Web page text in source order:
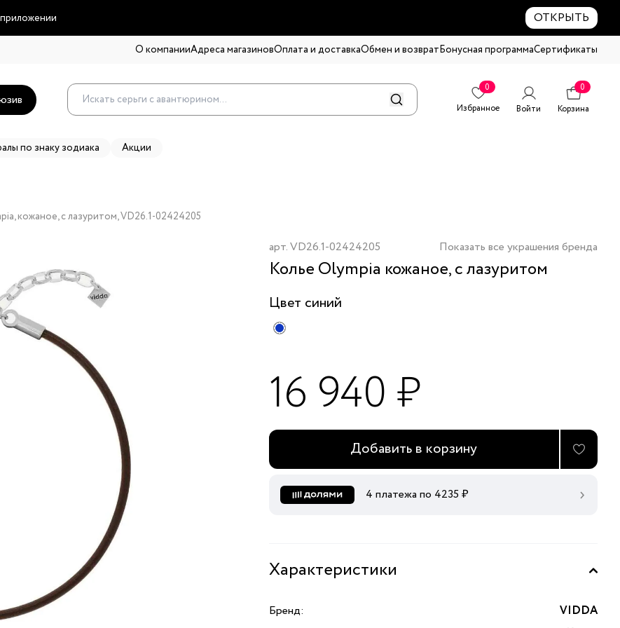
ОТКРЫТЬ
О компанииАдреса магазиновОплата и доставкаОбмен и возвратБонусная программаСертификаты
0
Избранное
Войти
0
Корзина
по знаку зодиака Акции
кожаное, с лазуритом, VD26.1-02424205
арт.VD26.1-02424205 Показать все украшения бренда
Колье Olympia кожаное, с лазуритом
Цвет синий
16 940 ₽
Добавить в корзину
4 платежа по 4235 ₽
Характеристики
Бренд:
VIDDA